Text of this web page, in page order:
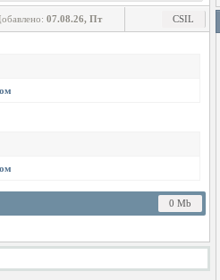
07.08.26, Пт CSIL
0 Mb